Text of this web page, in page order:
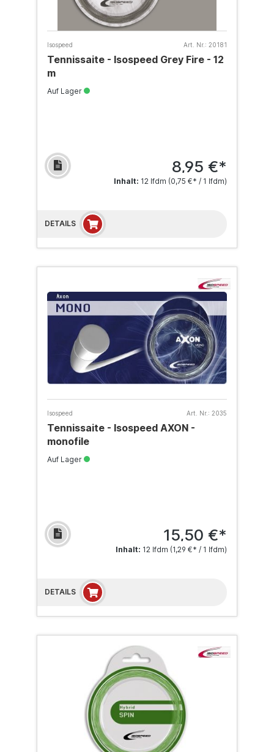
Isospeed Art. Nr.: 20181
Tennissaite - Isospeed Grey Fire - 12
m
Auf Lager
8,95 €*
Inhalt: 12 lfdm (0,75 €* / 1 lfdm)
DETAILS
Isospeed Art. Nr.: 2035
Tennissaite - Isospeed AXON -
monofile
Auf Lager
15,50 €*
Inhalt: 12 lfdm (1,29 €* / 1 lfdm)
DETAILS